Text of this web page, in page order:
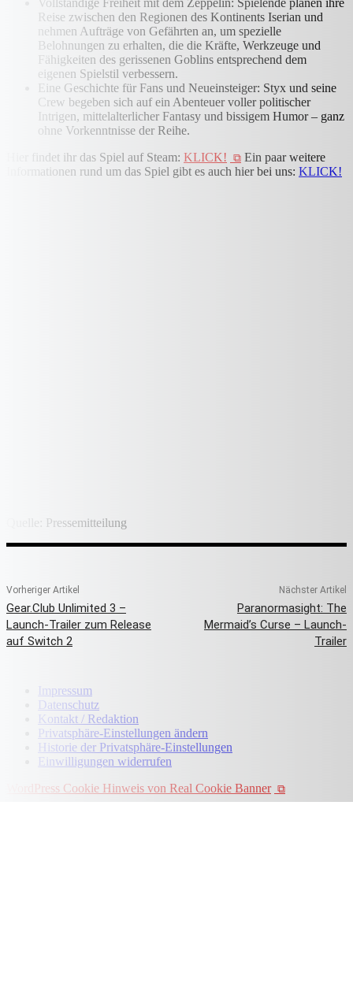
Reise zwischen den Regionen des Kontinents Iserian und
nehmen Aufträge von Gefährten an, um spezielle
Belohnungen zu erhalten, die die Kräfte, Werkzeuge und
Fähigkeiten des gerissenen Goblins entsprechend dem
eigenen Spielstil verbessern.
Eine Geschichte für Fans und Neueinsteiger: Styx und seine
Crew begeben sich auf ein Abenteuer voller politischer
Intrigen, mittelalterlicher Fantasy und bissigem Humor – ganz
ohne Vorkenntnisse der Reihe.
Hier findet ihr das Spiel auf Steam: KLICK!
Ein paar weitere
Informationen rund um das Spiel gibt es auch hier bei uns: KLICK!
Quelle: Pressemitteilung
Vorheriger Artikel
Gear.Club Unlimited 3 –
Launch-Trailer zum Release
auf Switch 2
Nächster Artikel
Paranormasight: The
Mermaid’s Curse – Launch-
Trailer
Impressum
Datenschutz
Kontakt / Redaktion
Privatsphäre-Einstellungen ändern
Historie der Privatsphäre-Einstellungen
Einwilligungen widerrufen
WordPress Cookie Hinweis von Real Cookie Banner